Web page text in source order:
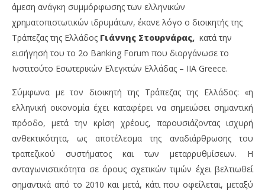
NOW VIEWING
Γιάννης Στουρνάρας: Να αντιμετωπίσουμε το
ευρύ φάσμα απειλών
pressroom
άμεση ανάγκη συμμόρφωσης των ελληνικών
χρηματοπιστωτικών ιδρυμάτων, έκανε λόγο ο διοικητής της
Τράπεζας της Ελλάδος Γιάννης Στουρνάρας, κατά την
εισήγησή του το 2ο Banking Forum που διοργάνωσε το
Ινστιτούτο Εσωτερικών Ελεγκτών Ελλάδας – IIA Greece.
Σύμφωνα με τον διοικητή της Τράπεζας της Ελλάδος: «η
ελληνική οικονομία έχει καταφέρει να σημειώσει σημαντική
πρόοδο, μετά την κρίση χρέους, παρουσιάζοντας ισχυρή
ανθεκτικότητα, ως αποτέλεσμα της αναδιάρθρωσης του
τραπεζικού συστήματος και των μεταρρυθμίσεων. Η
ανταγωνιστικότητα σε όρους σχετικών τιμών έχει βελτιωθεί
σημαντικά από το 2010 και μετά, κάτι που οφείλεται, μεταξύ